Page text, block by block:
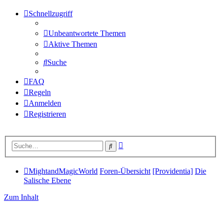
Schnellzugriff
Unbeantwortete Themen
Aktive Themen
Suche
FAQ
Regeln
Anmelden
Registrieren
Suche
MightandMagicWorld Foren-Übersicht [Providentia] Die
Salische Ebene
Zum Inhalt